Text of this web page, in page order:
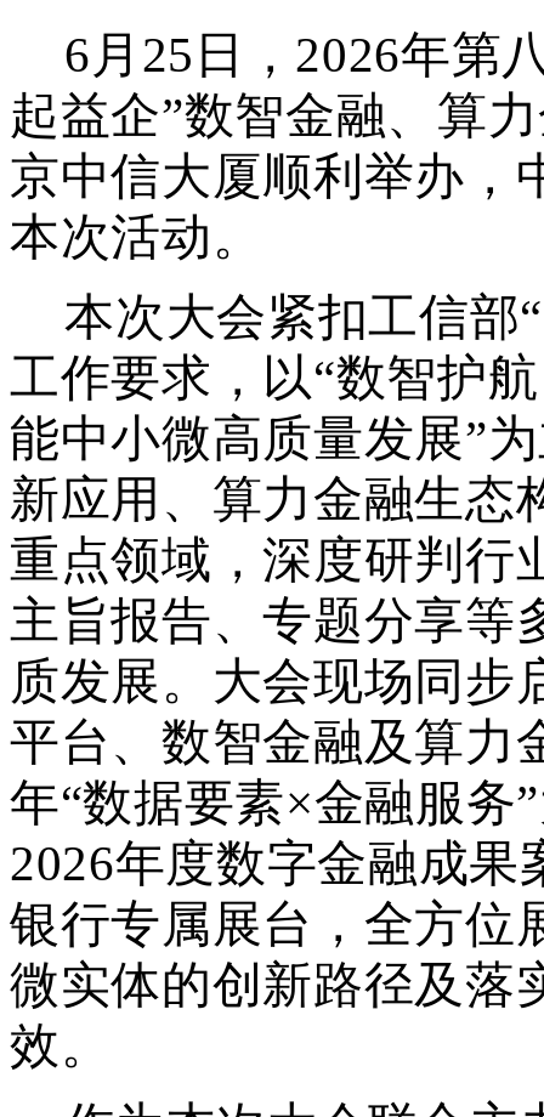
6月25日，2026年第
起益企”数智金融、算
京中信大厦顺利举办，
本次活动。
本次大会紧扣工信部“
工作要求，以“数智护航
能中小微高质量发展”
新应用 、 算力金融生态
重点领域 ，深度研判行
主旨报告、专题分享等
质发展。大会现场同步
平台、数智金融及算力
年“数据要素×金融服务
2026年度数字金融成果
银行专属展台 ， 全方位
微实体的创新路径及落
效。